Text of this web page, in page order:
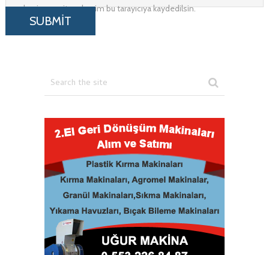
adresim ve site adresim bu tarayıcıya kaydedilsin.